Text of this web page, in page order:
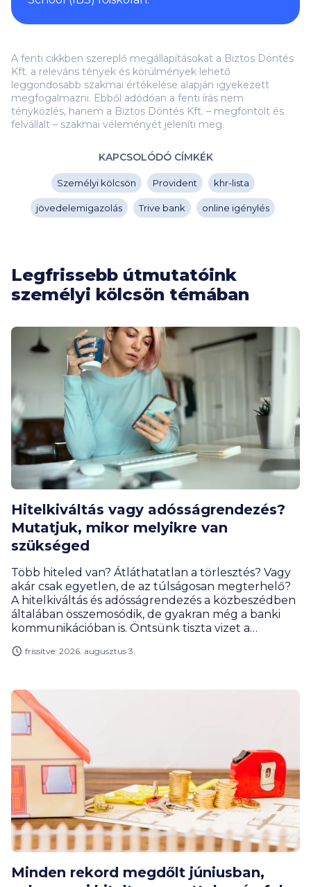
A fenti cikkben szereplő megállapításokat a Biztos Döntés
Kft. a releváns tények és körülmények lehető
leggondosabb szakmai értékelése alapján igyekezett
megfogalmazni. Ebből adódóan a fenti írás nem
tényközlés, hanem a Biztos Döntés Kft. – megfontolt és
felvállalt – szakmai véleményét jeleníti meg.
KAPCSOLÓDÓ CÍMKÉK
Személyi kölcsön Provident khr-lista
jövedelemigazolás Trive bank online igénylés
Legfrissebb útmutatóink
személyi kölcsön témában
Hitelkiváltás vagy adósságrendezés?
Mutatjuk, mikor melyikre van
szükséged
Több hiteled van? Átláthatatlan a törlesztés? Vagy
akár csak egyetlen, de az túlságosan megterhelő?
A hitelkiváltás és adósságrendezés a közbeszédben
általában összemosódik, de gyakran még a banki
kommunikációban is. Öntsünk tiszta vizet a
beszélünk, és milyen élethelyzetben lehet
frissítve: 2026. augusztus 3.
Minden rekord megdőlt júniusban,